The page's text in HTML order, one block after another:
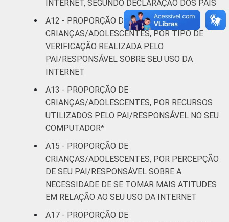
INTERNET, SEGUNDO DECLARAÇÃO DOS PAIS
A12 - PROPORÇÃO DE
CRIANÇAS/ADOLESCENTES, POR TIPO DE
VERIFICAÇÃO REALIZADA PELO
PAI/RESPONSÁVEL SOBRE SEU USO DA
INTERNET
A13 - PROPORÇÃO DE
CRIANÇAS/ADOLESCENTES, POR RECURSOS
UTILIZADOS PELO PAI/RESPONSÁVEL NO SEU
COMPUTADOR*
A15 - PROPORÇÃO DE
CRIANÇAS/ADOLESCENTES, POR PERCEPÇÃO
DE SEU PAI/RESPONSÁVEL SOBRE A
NECESSIDADE DE SE TOMAR MAIS ATITUDES
EM RELAÇÃO AO SEU USO DA INTERNET
A17 - PROPORÇÃO DE